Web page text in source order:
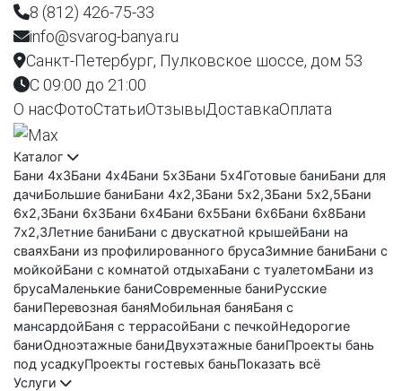
8 (812) 426-75-33
info@svarog-banya.ru
Санкт-Петербург, Пулковское шоссе, дом 53
C 09:00 до 21:00
О насФотоСтатьиОтзывыДоставкаОплата
Каталог
Бани 4х3Бани 4х4Бани 5х3Бани 5х4Готовые баниБани для
дачиБольшие баниБани 4х2,3Бани 5х2,3Бани 5х2,5Бани
6х2,3Бани 6х3Бани 6х4Бани 6х5Бани 6х6Бани 6х8Бани
7х2,3Летние баниБани с двускатной крышейБани на
сваяхБани из профилированного брусаЗимние баниБани с
мойкойБани с комнатой отдыхаБани с туалетомБани из
брусаМаленькие баниСовременные баниРусские
баниПеревозная баняМобильная баняБаня с
мансардойБаня с террасойБани с печкойНедорогие
баниОдноэтажные баниДвухэтажные баниПроекты бань
под усадкуПроекты гостевых баньПоказать всё
Услуги